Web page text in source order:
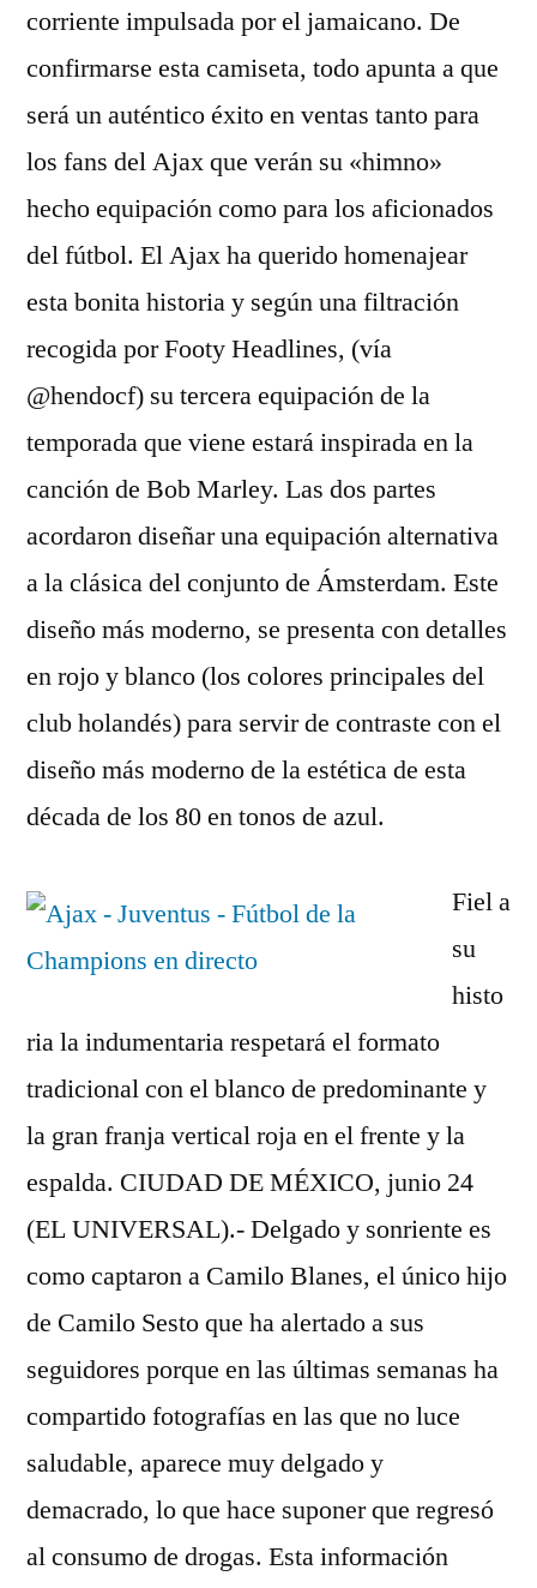
corriente impulsada por el jamaicano. De
confirmarse esta camiseta, todo apunta a que
será un auténtico éxito en ventas tanto para
los fans del Ajax que verán su «himno»
hecho equipación como para los aficionados
del fútbol. El Ajax ha querido homenajear
esta bonita historia y según una filtración
recogida por Footy Headlines, (vía
@hendocf) su tercera equipación de la
temporada que viene estará inspirada en la
canción de Bob Marley. Las dos partes
acordaron diseñar una equipación alternativa
a la clásica del conjunto de Ámsterdam. Este
diseño más moderno, se presenta con detalles
en rojo y blanco (los colores principales del
club holandés) para servir de contraste con el
diseño más moderno de la estética de esta
década de los 80 en tonos de azul.
Fiel a
su
histo
ria la indumentaria respetará el formato
tradicional con el blanco de predominante y
la gran franja vertical roja en el frente y la
espalda. CIUDAD DE MÉXICO, junio 24
(EL UNIVERSAL).- Delgado y sonriente es
como captaron a Camilo Blanes, el único hijo
de Camilo Sesto que ha alertado a sus
seguidores porque en las últimas semanas ha
compartido fotografías en las que no luce
saludable, aparece muy delgado y
demacrado, lo que hace suponer que regresó
al consumo de drogas. Esta información